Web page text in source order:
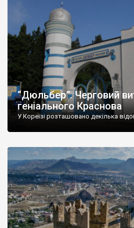
“Дюльбер”. Черговий
геніального Краснова
У Кореїзі розташовано декілька